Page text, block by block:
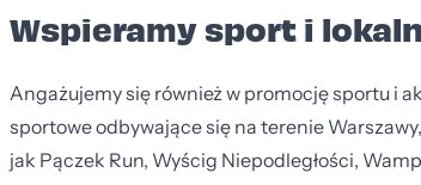
Wspieramy sport i
Angażujemy się również w promocję sportu i
sportowe odbywające się na terenie
jak Pączek Run, Wyścig Niepodległości,